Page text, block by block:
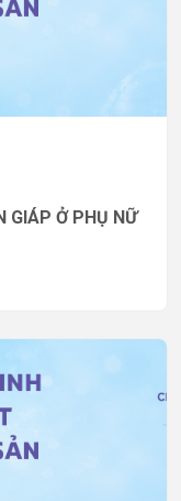
GIÁP Ở PHỤ NỮ